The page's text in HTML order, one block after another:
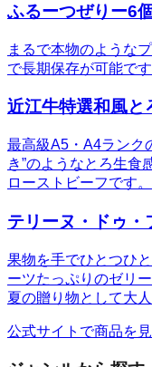
ふるーつぜりー6
まるで本物のような
で長期保存が可能で
近江牛特選和風と
最高級A5・A4ランク
き”のようなとろ生食
ローストビーフです。
テリーヌ・ドゥ・
果物を手でひとつひ
ーツたっぷりのゼリ
夏の贈り物として大人
公式サイトで商品を